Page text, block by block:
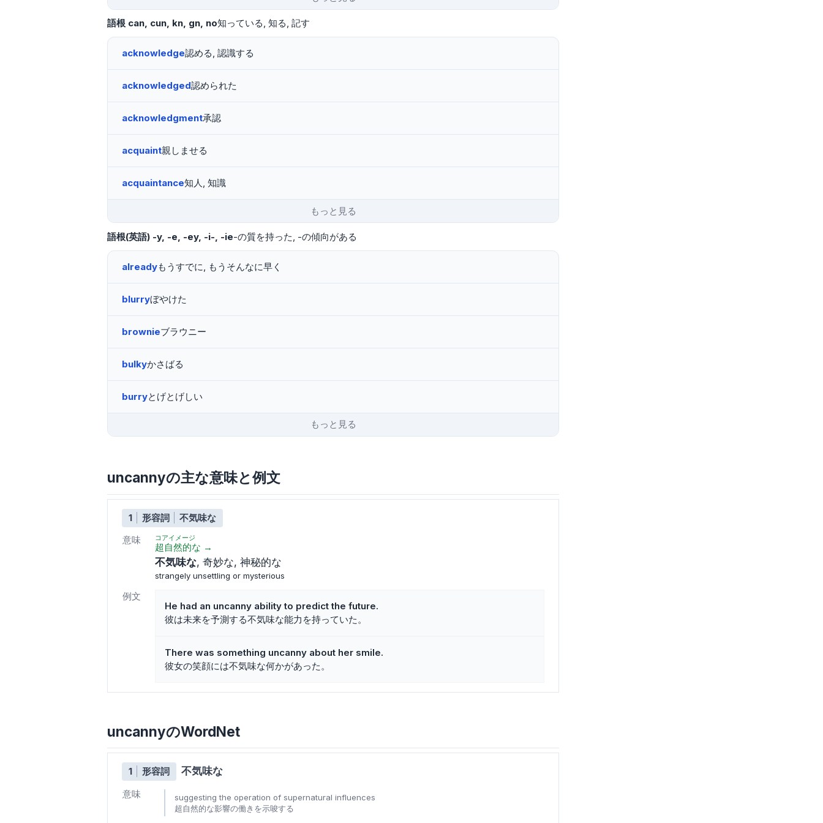
語根 can cun kn gn no知っている 知る 記す
acknowledge認める, 認識する
acknowledged認められた
acknowledgment承認
acquaint親しませる
acquaintance知人, 知識
もっと見る
語根(英語) -y, -e, -ey, -i-, -ie-の質を持った -の傾向がある
alreadyもうすでに, もうそんなに早く
blurryぼやけた
brownieブラウニー
bulkyかさばる
burryとげとげしい
もっと見る
uncannyの主な意味と例文
1 形容詞
不気味な
意味
コアイメージ
超自然的な →
不気味な 奇妙な 神秘的な
strangely unsettling or mysterious
例文
He had an uncanny ability to predict the future.
彼は未来を予測する不気味な能力を持っていた。
There was something uncanny about her smile.
彼女の笑顔には不気味な何かがあった。
uncannyのWordNet
1 形容詞 不気味な
意味
suggesting the operation of supernatural influences
超自然的な影響の働きを示唆する